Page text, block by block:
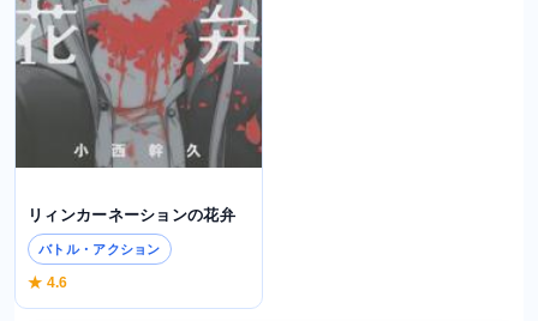
リィンカーネーションの花弁
バトル・アクション
★ 4.6